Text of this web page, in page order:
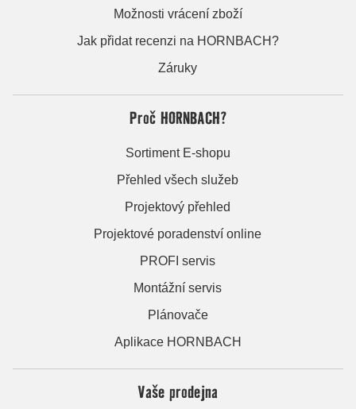
Možnosti vrácení zboží
Jak přidat recenzi na HORNBACH?
Záruky
Proč HORNBACH?
Sortiment E-shopu
Přehled všech služeb
Projektový přehled
Projektové poradenství online
PROFI servis
Montážní servis
Plánovače
Aplikace HORNBACH
Vaše prodejna